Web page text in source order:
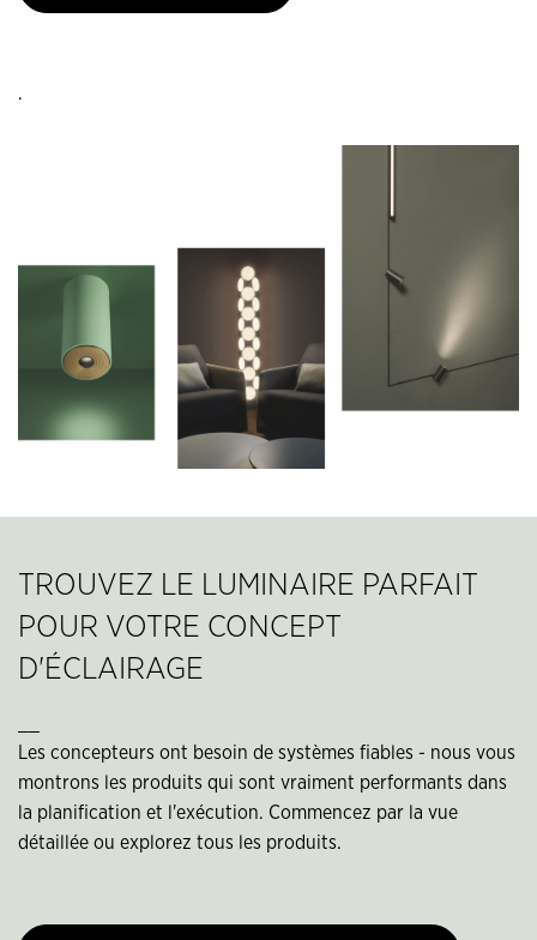
.
TROUVEZ LE LUMINAIRE PARFAIT
POUR VOTRE CONCEPT
D'ÉCLAIRAGE
Les concepteurs ont besoin de systèmes fiables - nous vous
montrons les produits qui sont vraiment performants dans
la planification et l'exécution. Commencez par la vue
détaillée ou explorez tous les produits.